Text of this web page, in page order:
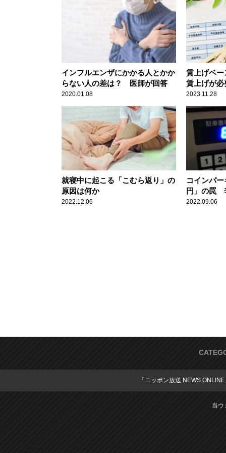
インフルエンザにかかる人とかか
らない人の差は？ 医師が回答
2020.01.08
賃上げベー
賃上げが
2023.11.28
就寝中に起こる「こむら返り」の
原因は何か
2022.12.06
コインパ
円」の罠
2022.09.06
「ニッポン放送 NEWS
当ウ